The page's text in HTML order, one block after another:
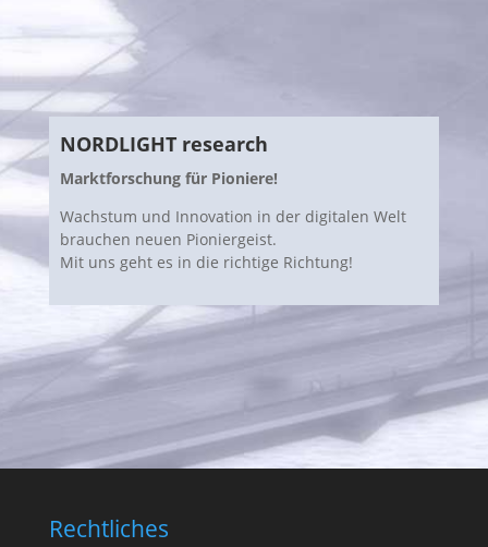
NORDLIGHT research
Marktforschung für Pioniere!
Wachstum und Innovation in der digitalen Welt
brauchen neuen Pioniergeist.
Mit uns geht es in die richtige Richtung!
Rechtliches